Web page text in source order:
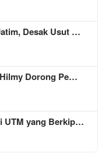
Desak Usut …
Dorong Pe…
UTM yang Berkip…